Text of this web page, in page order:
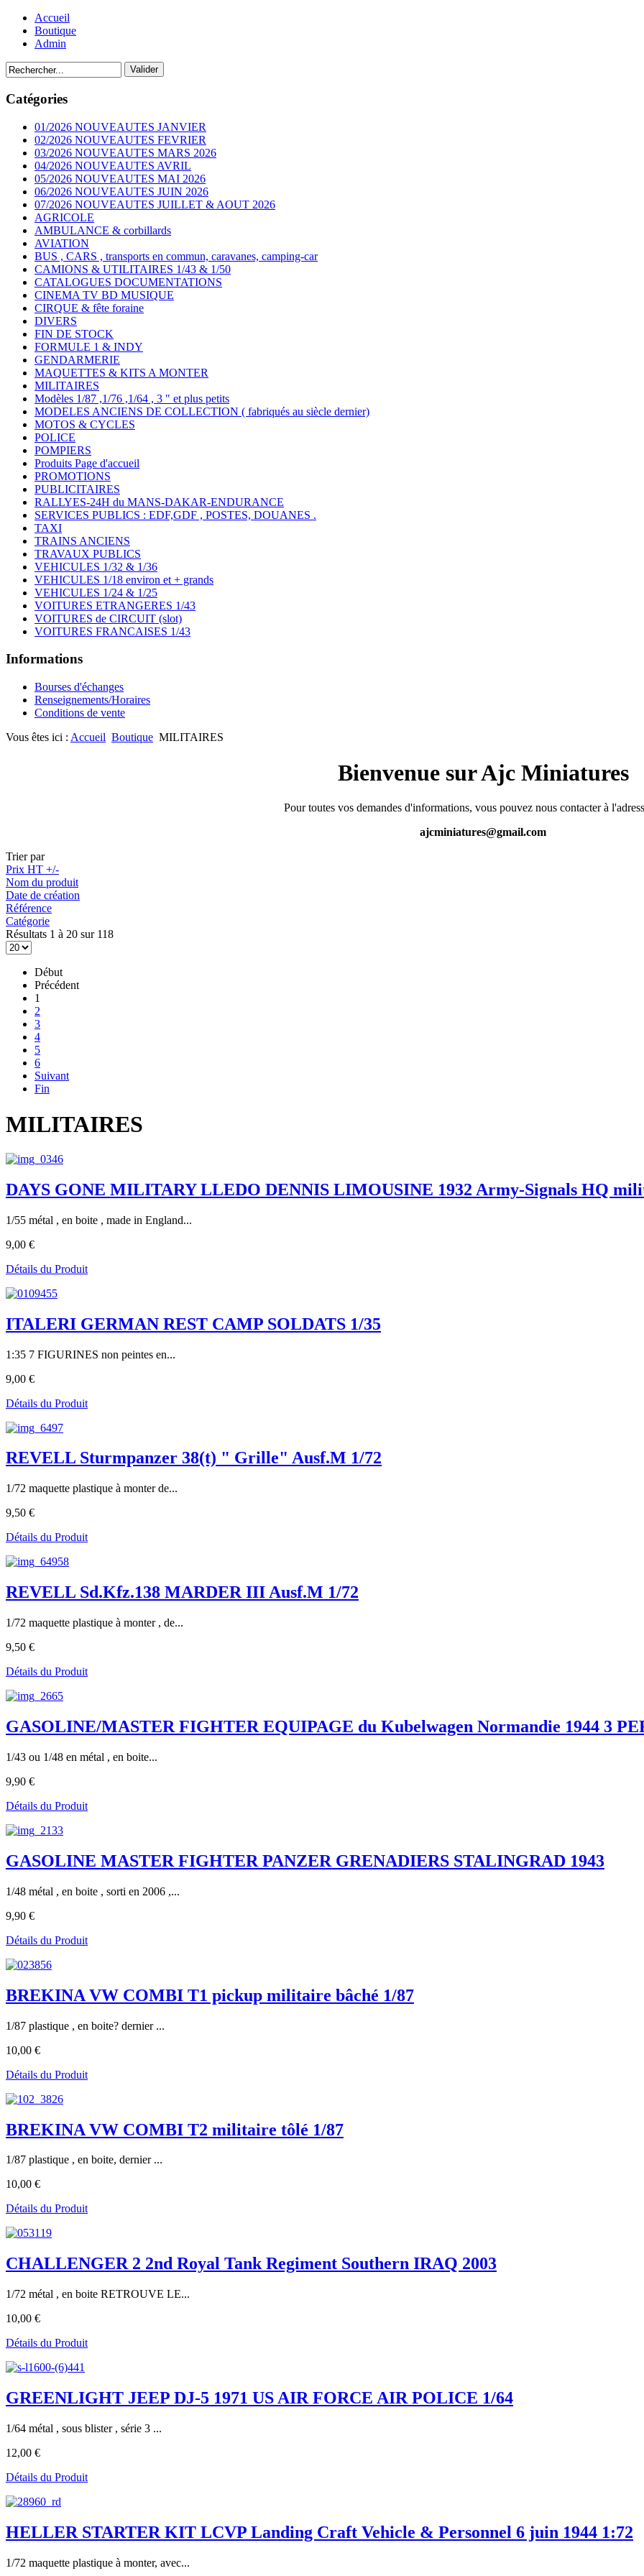
Accueil
Boutique
Admin
Catégories
01/2026 NOUVEAUTES JANVIER
02/2026 NOUVEAUTES FEVRIER
03/2026 NOUVEAUTES MARS 2026
04/2026 NOUVEAUTES AVRIL
05/2026 NOUVEAUTES MAI 2026
06/2026 NOUVEAUTES JUIN 2026
07/2026 NOUVEAUTES JUILLET & AOUT 2026
AGRICOLE
AMBULANCE & corbillards
AVIATION
BUS , CARS , transports en commun, caravanes, camping-car
CAMIONS & UTILITAIRES 1/43 & 1/50
CATALOGUES DOCUMENTATIONS
CINEMA TV BD MUSIQUE
CIRQUE & fête foraine
DIVERS
FIN DE STOCK
FORMULE 1 & INDY
GENDARMERIE
MAQUETTES & KITS A MONTER
MILITAIRES
Modèles 1/87 ,1/76 ,1/64 , 3 " et plus petits
MODELES ANCIENS DE COLLECTION ( fabriqués au siècle dernier)
MOTOS & CYCLES
POLICE
POMPIERS
Produits Page d'accueil
PROMOTIONS
PUBLICITAIRES
RALLYES-24H du MANS-DAKAR-ENDURANCE
SERVICES PUBLICS : EDF,GDF , POSTES, DOUANES .
TAXI
TRAINS ANCIENS
TRAVAUX PUBLICS
VEHICULES 1/32 & 1/36
VEHICULES 1/18 environ et + grands
VEHICULES 1/24 & 1/25
VOITURES ETRANGERES 1/43
VOITURES de CIRCUIT (slot)
VOITURES FRANCAISES 1/43
Informations
Bourses d'échanges
Renseignements/Horaires
Conditions de vente
Vous êtes ici : Accueil Boutique MILITAIRES
Bienvenue sur Ajc Miniatures
Pour toutes vos demandes d'informations, vous pouvez nous contacter à
ajcminiatures@gmail.com
Trier par
Prix HT +/-
Nom du produit
Date de création
Référence
Catégorie
Résultats 1 à 20 sur 118
Début
Précédent
1
2
3
4
5
6
Suivant
Fin
MILITAIRES
DAYS GONE MILITARY LLEDO DENNIS LIMOUSINE 1932 Army-Signals HQ
1/55 métal , en boite , made in England...
9,00 €
Détails du Produit
ITALERI GERMAN REST CAMP SOLDATS 1/35
1:35 7 FIGURINES non peintes en...
9,00 €
Détails du Produit
REVELL Sturmpanzer 38(t) " Grille" Ausf.M 1/72
1/72 maquette plastique à monter de...
9,50 €
Détails du Produit
REVELL Sd.Kfz.138 MARDER III Ausf.M 1/72
1/72 maquette plastique à monter , de...
9,50 €
Détails du Produit
GASOLINE/MASTER FIGHTER EQUIPAGE du Kubelwagen Normandie 1944 3
1/43 ou 1/48 en métal , en boite...
9,90 €
Détails du Produit
GASOLINE MASTER FIGHTER PANZER GRENADIERS STALINGRAD 1943
1/48 métal , en boite , sorti en 2006 ,...
9,90 €
Détails du Produit
BREKINA VW COMBI T1 pickup militaire bâché 1/87
1/87 plastique , en boite? dernier ...
10,00 €
Détails du Produit
BREKINA VW COMBI T2 militaire tôlé 1/87
1/87 plastique , en boite, dernier ...
10,00 €
Détails du Produit
CHALLENGER 2 2nd Royal Tank Regiment Southern IRAQ 2003
1/72 métal , en boite RETROUVE LE...
10,00 €
Détails du Produit
GREENLIGHT JEEP DJ-5 1971 US AIR FORCE AIR POLICE 1/64
1/64 métal , sous blister , série 3 ...
12,00 €
Détails du Produit
HELLER STARTER KIT LCVP Landing Craft Vehicle & Personnel 6 juin 1944 1:72
1/72 maquette plastique à monter, avec...